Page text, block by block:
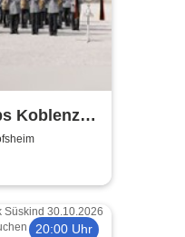
Koblenz -
20:00 Uhr